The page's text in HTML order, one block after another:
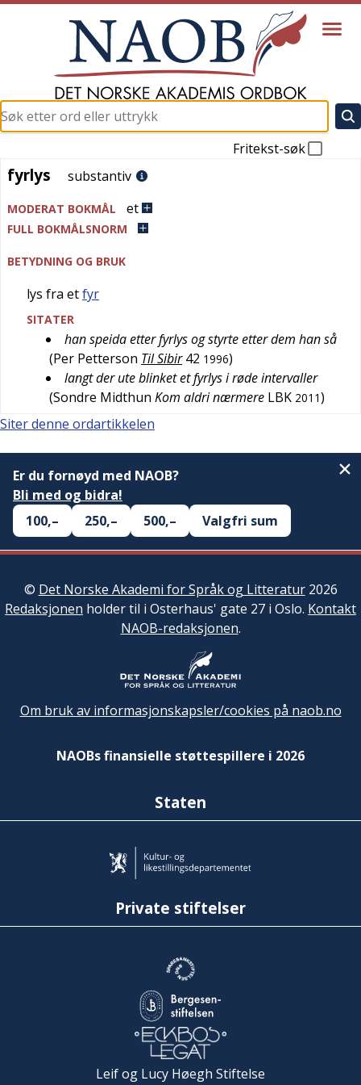
Fritekst-søk
fyrlys
fyrlys substantiv
MODERAT BOKMÅL et
FULL BOKMÅLSNORM
BETYDNING OG BRUK
lys fra etfyr
SITATER
han speida etter fyrlys og styrte etter dem han så
(Per Petterson Til Sibir 42 1996)
langt der ute blinket et fyrlys i røde intervaller
(Sondre Midthun Kom aldri nærmere LBK 2011)
Siter denne ordartikkelen
Er du fornøyd med NAOB?
Bli med og bidra!
100,–
250,– 500,– Valgfri sum
© Det Norske Akademi for Språk og Litteratur2026
Redaksjonen holder til i Osterhaus' gate 27 i Oslo. Kontakt
NAOB-redaksjonen.
Om bruk av informasjonskapsler/cookies på naob.no
NAOBs finansielle støttespillere i 2026
Staten
Private stiftelser
Leif og Lucy Høegh Stiftelse